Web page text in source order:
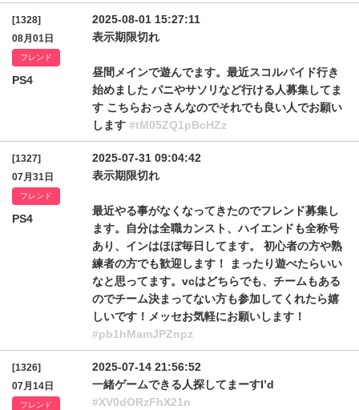
[1328]
08月01日
フレンド
PS4
2025-08-01 15:27:11
表示期限切れ
昼間メインで遊んでます。最近スコルパイド行き
始めました パニやサソリなど行ける人募集してま
す こちらおっさんなのでそれでも良い人でお願い
します #tM05ZQ1pBcHZz
[1327]
07月31日
フレンド
PS4
2025-07-31 09:04:42
表示期限切れ
最近やる事がなくなってきたのでフレンド募集し
ます。自分は全職カンスト、ハイエンドも全称号
あり、インはほぼ毎日してます。 初心者の方や熟
練者の方でも歓迎します！ まったり遊べたらいい
なと思ってます。vcはどちらでも、チームもある
のでチーム決まってない方も参加してくれたら嬉
しいです！メッセお気軽にお願いします！
#pb1hMamJPZnpz
[1326]
07月14日
フレンド
2025-07-14 21:56:52
一緒ゲームできる人探してまーすI’d
#XV0dORzFhX21n